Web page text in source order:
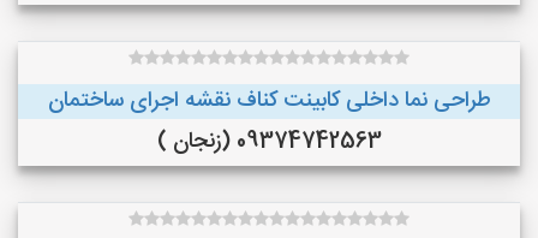
طراحی نما داخلی کابینت کناف نقشه اجرای ساختمان
09374742563 (زنجان )